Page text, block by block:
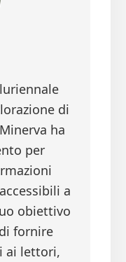
di
ha
per
a
obiettivo
fornire
ai lettori,